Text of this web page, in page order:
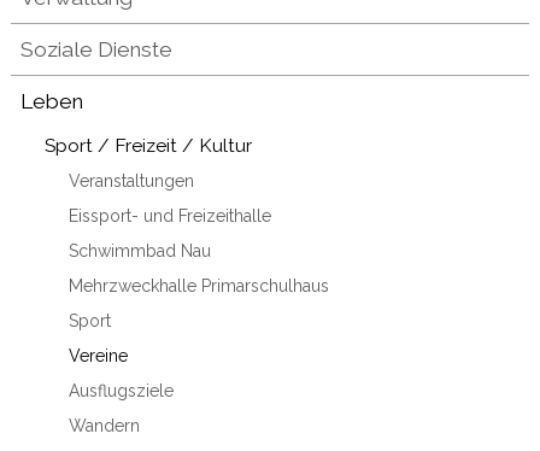
Soziale Dienste
Leben
Sport / Freizeit / Kultur
Veranstaltungen
Eissport- und Freizeithalle
Schwimmbad Nau
Mehrzweckhalle Primarschulhaus
Sport
Vereine
Ausflugsziele
Wandern